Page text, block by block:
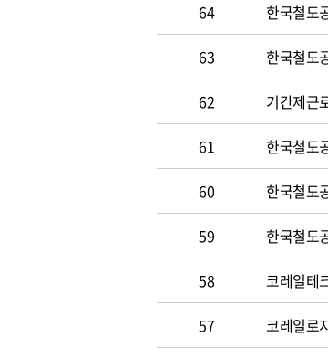
64 한국철도
63 한국철도
62 기간제근
61 한국철도
60 한국철도
59 한국철도
58 코레일테
57 코레일로